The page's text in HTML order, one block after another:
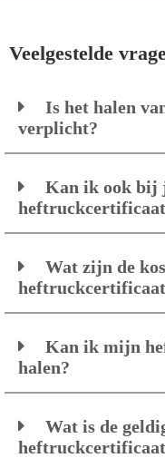
Veelgestelde
Is het halen
verplicht?
Kan ik ook bij
Wat zijn de
Kan ik mijn
halen?
Wat is de